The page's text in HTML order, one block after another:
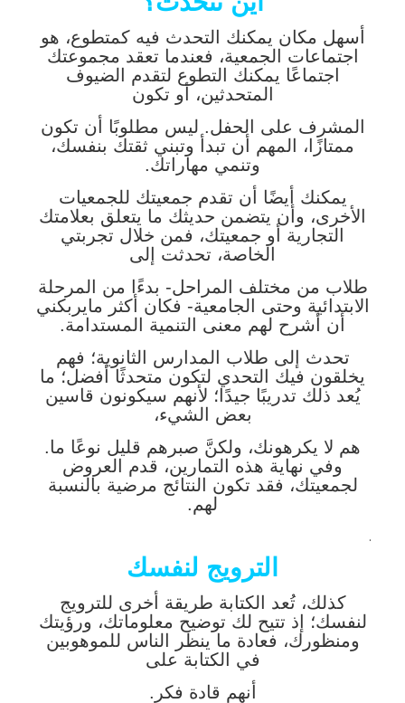
أسهل مكان يمكنك التحدث فيه كمتطوع، هو
اجتماعات الجمعية، فعندما تعقد مجموعتك
اجتماعًا يمكنك التطوع لتقدم الضيوف
المتحدثين، أو تكون
المشرف على الحفل. ليس مطلوبًا أن تكون
ممتازًا، المهم أن تبدأ وتبني ثقتك بنفسك،
وتنمي مهاراتك.
يمكنك أيضًا أن تقدم جمعيتك للجمعيات
الأخرى، وأن يتضمن حديثك ما يتعلق بعلامتك
التجارية أو جمعيتك، فمن خلال تجربتي
الخاصة، تحدثت إلى
طلاب من مختلف المراحل- بدءًا من المرحلة
الابتدائية وحتى الجامعية- فكان أكثر مايربكني
أن أشرح لهم معنى التنمية المستدامة.
تحدث إلى طلاب المدارس الثانوية؛ فهم
يخلقون فيك التحدي لتكون متحدثًا أفضل؛ ما
يُعد ذلك تدريبًا جيدًا؛ لأنهم سيكونون قاسين
بعض الشيء،
هم لا يكرهونك، ولكنَّ صبرهم قليل نوعًا ما.
وفي نهاية هذه التمارين، قدم العروض
لجمعيتك، فقد تكون النتائج مرضية بالنسبة
لهم.
.
الترويج لنفسك
كذلك، تُعد الكتابة طريقة أخرى للترويج
لنفسك؛ إذ تتيح لك توضيح معلوماتك، ورؤيتك
ومنظورك، فعادة ما ينظر الناس للموهوبين
في الكتابة على
أنهم قادة فكر.